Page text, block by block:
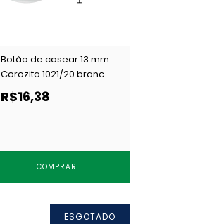
Botão de casear 13 mm
Corozita 1021/20 branco
c/ 144 un
R$16,38
COMPRAR
ESGOTADO